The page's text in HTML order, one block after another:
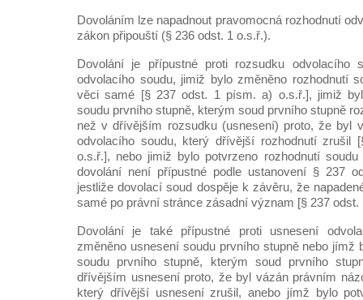
Dovoláním lze napadnout pravomocná rozhodnutí
zákon připouští (§ 236 odst. 1 o.s.ř.).
Dovolání je přípustné proti rozsudku odvolacího
odvolacího soudu, jimiž bylo změněno rozhodnutí
věci samé [§ 237 odst. 1 písm. a) o.s.ř.], jimiž
soudu prvního stupně, kterým soud prvního stupně
než v dřívějším rozsudku (usnesení) proto, že byl
odvolacího soudu, který dřívější rozhodnutí zrušil
o.s.ř.], nebo jimiž bylo potvrzeno rozhodnutí
dovolání není přípustné podle ustanovení § 237
jestliže dovolací soud dospěje k závěru, že
samé po právní stránce zásadní význam [§ 237
Dovolání je také přípustné proti usnesení
změněno usnesení soudu prvního stupně nebo jímž
soudu prvního stupně, kterým soud prvního
dřívějším usnesení proto, že byl vázán právním
který dřívější usnesení zrušil, anebo jímž bylo